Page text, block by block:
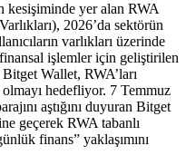
kesişiminde yer alan RWA
2026’da sektörün
varlıkları üzerinde
işlemler için geliştirilen
Wallet, RWA’ları
hedefliyor. 7 Temmuz
aştığını duyuran Bitget
geçerek RWA tabanlı
finans” yaklaşımını